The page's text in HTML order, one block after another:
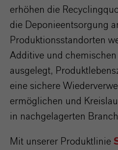
erhöhen die
die Deponieentsorgung
Produktionsstandorten
Additive und
ausgelegt,
eine sichere
ermöglichen und
in nachgelagerten
Mit unserer Produktlinie